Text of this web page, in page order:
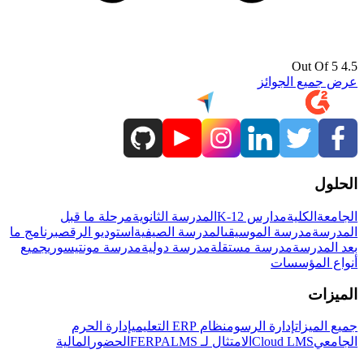
4.5 Out Of 5
عرض جميع الجوائز
الحلول
الجامعة الكليةمدارس K-12 المدرسة الثانويةمرحلة ما قبل
المدرسةمدرسة الموسيقىالمدرسة الصيفية استوديو الرقصبرنامج ما
بعد المدرسةمدرسة مستقلةمدرسة دوليةمدرسة مونتيسوريجميع
أنواع المؤسسات
الميزات
جميع الميزاتإدارة الرسومنظام ERP التعليمي
إدارة الحرم
الجامعيCloud LMS الامتثال لـ FERPA LMS الحضور المالية